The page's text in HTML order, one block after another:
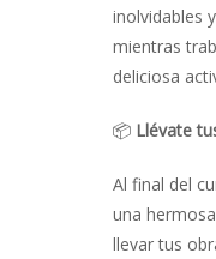
inolvidables
mientras
deliciosa
📦 Llévate
Al final del
una
llevar tus